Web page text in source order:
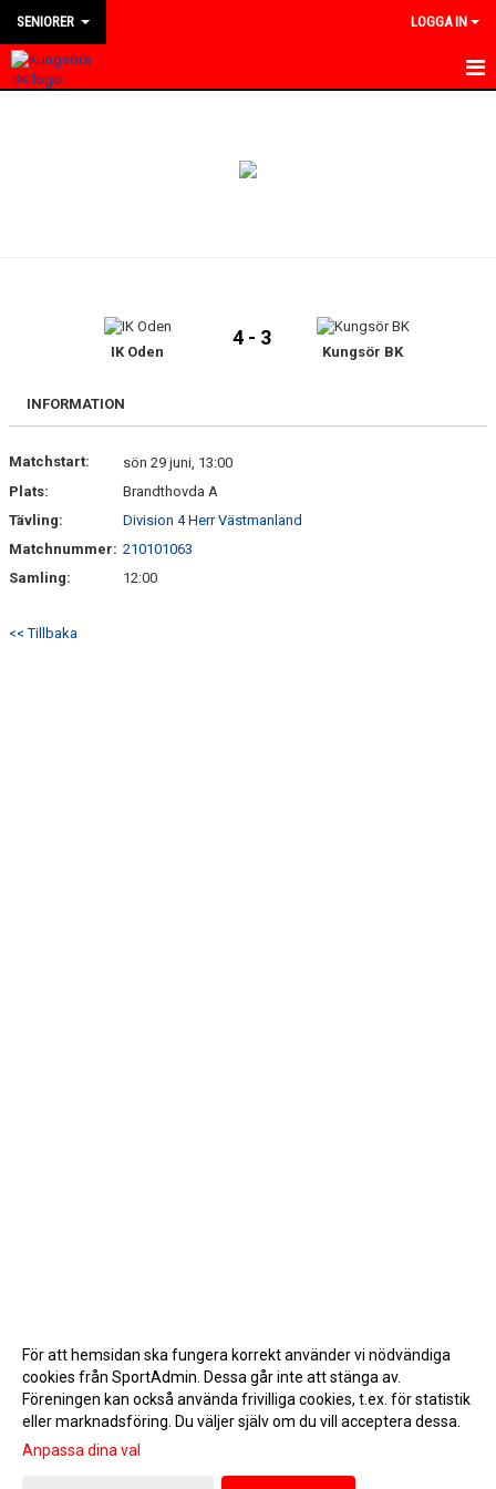
SENIORER LOGGA IN
KONTAKT
DIVISION 4 VÄSTMANLAND
IK Oden
4 - 3
Kungsör BK
INFORMATION
Matchstart:
sön 29 juni, 13:00
Plats:
Brandthovda A
Tävling:
Division 4 Herr Västmanland
Matchnummer: 210101063
Samling:
12:00
<< Tillbaka
Gå till Webbversion
För att hemsidan ska fungera korrekt använder vi nödvändiga
cookies från SportAdmin. Dessa går inte att stänga av.
Föreningen kan också använda frivilliga cookies, t.ex. för statistik
eller marknadsföring. Du väljer själv om du vill acceptera dessa.
Anpassa dina val